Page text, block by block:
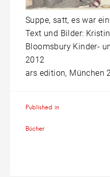
Suppe, satt, es war
Text und Bilder:
Bloomsbury Kinder-
2012
ars edition, München
Published in
Bücher